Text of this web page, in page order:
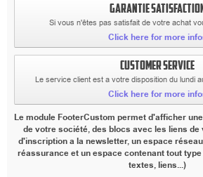
GARANTIE
Si vous n'êtes pas satisfait de votre achat
Click here for more
CUSTOMER SERVICE
Le service client est a votre disposition du lundi
Click here for more
Le module FooterCustom permet d'afficher
de votre société, des blocs avec les liens
d'inscription a la newsletter, un espace
réassurance et un espace contenant tout
textes, liens...)